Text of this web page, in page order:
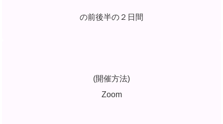
の前後半の２日間
(開催方法)
Zoom